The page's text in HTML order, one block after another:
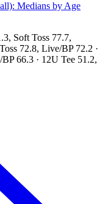
Medians by Age
Soft Toss 77.7,
72.8, Live/BP 72.2 ·
66.3 · 12U Tee 51.2,